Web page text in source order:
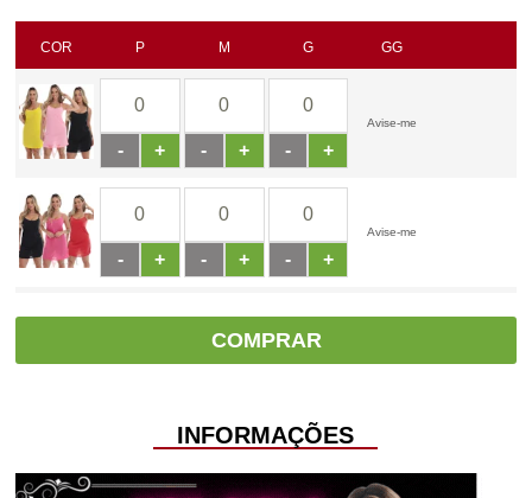
COR P M G GG
+
- +
- +
-
Avise-me
+
- +
- +
-
Avise-me
+
- +
- +
-
+
- +
-
Avise-me Avise-me
COMPRAR
INFORMAÇÕES